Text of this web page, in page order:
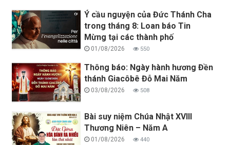
Ý cầu nguyện của Đức Thánh Cha
trong tháng 8: Loan báo Tin
Mừng tại các thành phố
01/08/2026 550
Thông báo: Ngày hành hương Đền
thánh Giacôbê Đỗ Mai Năm
03/08/2026 508
Bài suy niệm Chúa Nhật XVIII
Thương Niên – Năm A
01/08/2026 440